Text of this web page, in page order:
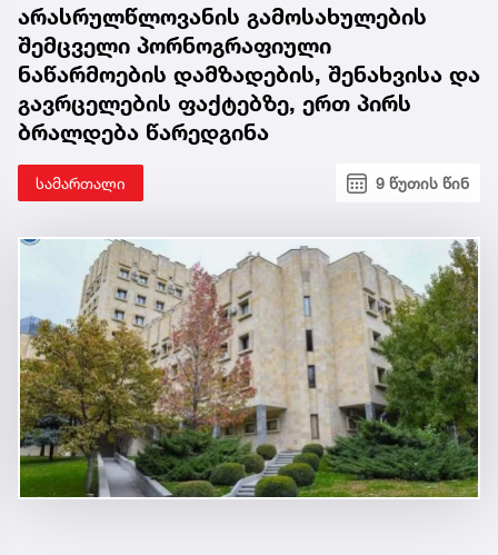
არასრულწლოვანის გამოსახულების
შემცველი პორნოგრაფიული
ნაწარმოების დამზადების, შენახვისა და
გავრცელების ფაქტებზე, ერთ პირს
ბრალდება წარედგინა
სამართალი 9 წუთის წინ